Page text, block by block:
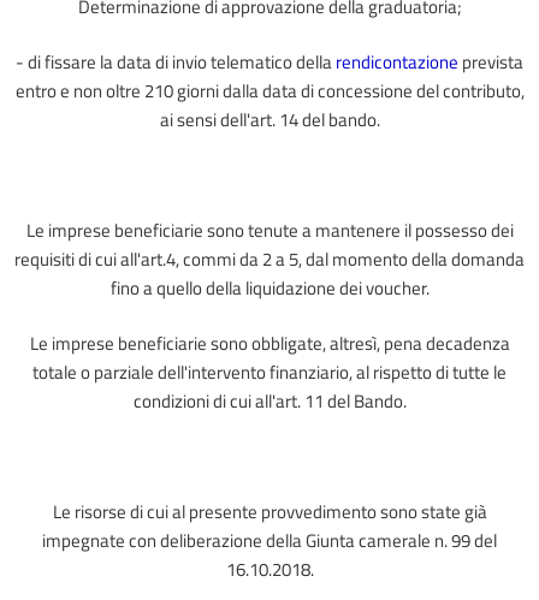
Determinazione di approvazione della graduatoria;
- di fissare la data di invio telematico dellarendicontazione prevista
entro e non oltre 210 giorni dalla data di concessione del contributo,
ai sensi dell'art. 14 del bando.
Le imprese beneficiarie sono tenute a mantenere il possesso dei
requisiti di cui all'art.4, commi da 2 a 5, dal momento della domanda
fino a quello della liquidazione dei voucher.
Le imprese beneficiarie sono obbligate, altresì, pena decadenza
totale o parziale dell'intervento finanziario, al rispetto di tutte le
condizioni di cui all'art. 11 del Bando.
Le risorse di cui al presente provvedimento sono state già
impegnate con deliberazione della Giunta camerale n. 99 del
16.10.2018.